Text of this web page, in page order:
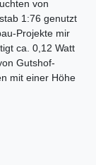
von
1:76 genutzt
Projekte mir
ca. 0,12 Watt
Gutshof-
mit einer Höhe